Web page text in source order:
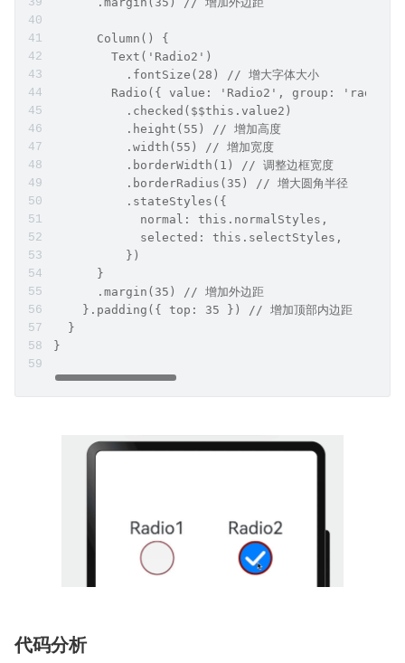
      Column() {
        Text('Radio2')
          .fontSize(28) // 增大字体大小
Radio({ value: 'Radio2', group:
          .checked($$this.value2)
          .height(55) // 增加高度
          .width(55) // 增加宽度
          .borderWidth(1) // 调整边框宽度
          .borderRadius(35) // 增大圆角半径
          .stateStyles({
            normal: this.normalStyles,
            selected: this.selectStyles,
          })
      }
      .margin(35) // 增加外边距
    }.padding({ top: 35 }) // 增加顶部内边距
  }
}
代码分析